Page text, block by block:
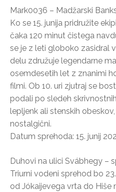
Mark0036 – Madžarski
Ko se 15. junija pridružite
čaka 120 minut čistega
se je z leti globoko zasidral
delu združuje legendarne
osemdesetih let z znanimi
filmi. Ob 10. uri zjutraj se
podali po sledeh
lepljenk ali stenskih
nostalgični.
Datum sprehoda: 15. junij
Duhovi na ulici Svábhegy –
Triurni vodeni sprehod bo
od Jókaijevega vrta do Hiše